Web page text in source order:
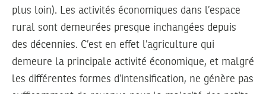
plus loin). Les activités économiques dans l’espace
rural sont demeurées presque inchangées depuis
des décennies. C’est en effet l’agriculture qui
demeure la principale activité économique, et malgré
les différentes formes d’intensification, ne génère pas